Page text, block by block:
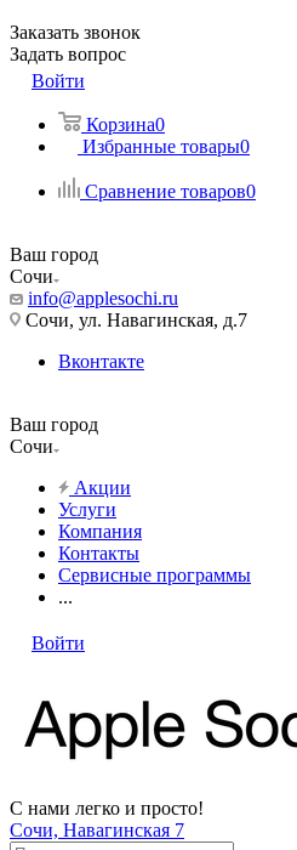
Заказать звонок
Задать вопрос
Войти
Корзина0
Избранные товары0
Сравнение товаров0
Ваш город
Сочи
info@applesochi.ru
Сочи, ул. Навагинская, д.7
Вконтакте
Ваш город
Сочи
Акции
Услуги
Компания
Контакты
Сервисные программы
...
Войти
С нами легко и просто!
Сочи, Навагинская 7